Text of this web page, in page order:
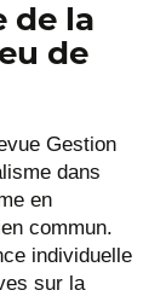
de la
de
Gestion
dans
en
commun.
individuelle
sur la